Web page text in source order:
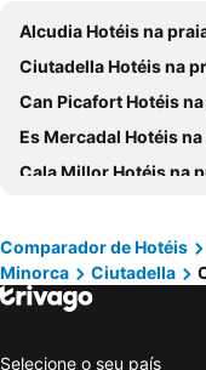
Aparthotel Vibra Blanc
Sagitario Princesa
Valentin Star Menorca -
Prinsotel La Caleta
Marinda Garden
Club Ciudadela
Hotel Patricia Menorca
Loar Ferreries
Alcudia Hotéis na
Ciutadella Hotéis na
Can Picafort Hotéis
Es Mercadal Hotéis
Cala Millor Hotéis na
S'Illot Hotéis na praia
Arenal d´en Castell Hotéis
Puerto de Alcudia Hotéis
Comparador de Hotéis
Minorca
Ciutadella
Selecione o seu país